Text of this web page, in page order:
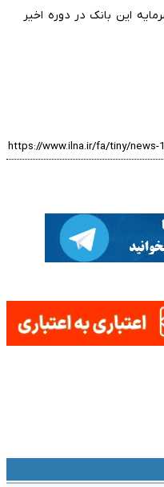
این بانک در دوره اخیر